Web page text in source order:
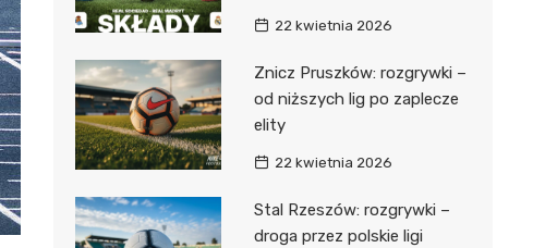
22 kwietnia 2026
Znicz Pruszków: rozgrywki –
od niższych lig po zaplecze
elity
22 kwietnia 2026
Stal Rzeszów: rozgrywki –
droga przez polskie ligi